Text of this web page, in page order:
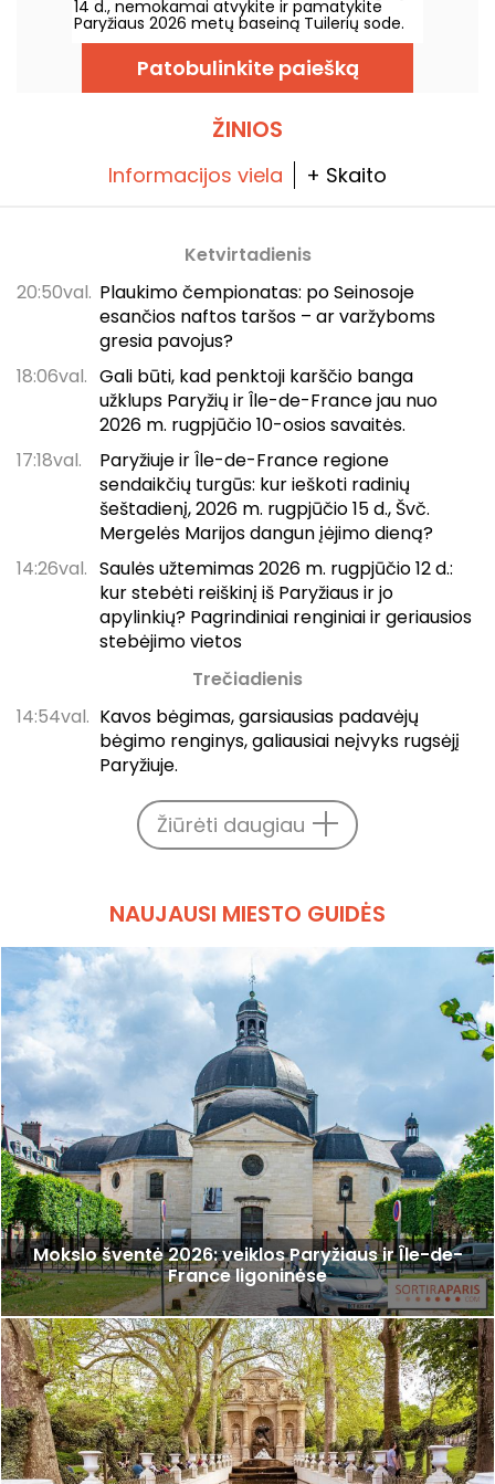
14 d., nemokamai atvykite ir pamatykite
Paryžiaus 2026 metų baseiną Tuilerių sode.
Patobulinkite paiešką
ŽINIOS
Informacijos viela + Skaito
Ketvirtadienis
20:50val. Plaukimo čempionatas: po Seinosoje
esančios naftos taršos – ar varžyboms
gresia pavojus?
18:06val. Gali būti, kad penktoji karščio banga
užklups Paryžių ir Île-de-France jau nuo
2026 m. rugpjūčio 10-osios savaitės.
17:18val.
Paryžiuje ir Île-de-France regione
sendaikčių turgūs: kur ieškoti radinių
šeštadienį, 2026 m. rugpjūčio 15 d., Švč.
Mergelės Marijos dangun įėjimo dieną?
14:26val. Saulės užtemimas 2026 m. rugpjūčio 12 d.:
kur stebėti reiškinį iš Paryžiaus ir jo
apylinkių? Pagrindiniai renginiai ir geriausios
stebėjimo vietos
Trečiadienis
14:54val. Kavos bėgimas, garsiausias padavėjų
bėgimo renginys, galiausiai neįvyks rugsėjį
Paryžiuje.
Žiūrėti daugiau
NAUJAUSI MIESTO GUIDĖS
Mokslo šventė 2026: veiklos Paryžiaus ir Île-de-
France ligoninėse